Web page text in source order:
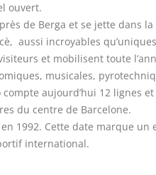
ouvert.
de Berga et se jette dans
aussi incroyables
et mobilisent toute
musicales,
aujourd’hui 12 lignes
du centre de Barcelone.
1992. Cette date marque
international.